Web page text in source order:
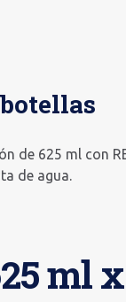
de 625 ml con
de agua.
ml